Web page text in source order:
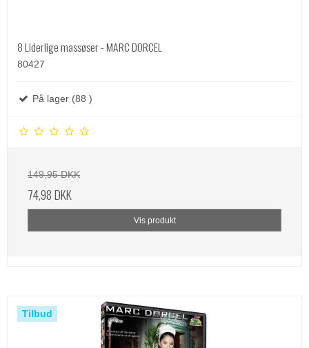
8 Liderlige massøser - MARC DORCEL
80427
På lager (88 )
149,95 DKK
74,98 DKK
Vis produkt
Tilbud